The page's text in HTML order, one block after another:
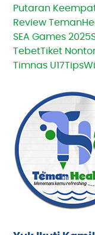
Putaran
Review
SEA Games 2025
TebetTiket
Timnas U17Tips